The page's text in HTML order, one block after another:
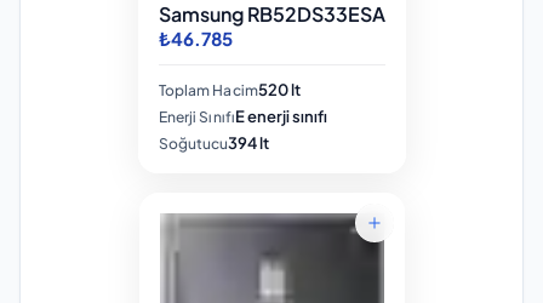
Samsung RB52DS33ESA
₺46.785
Toplam Hacim520 lt
Enerji SınıfıE enerji sınıfı
Soğutucu394 lt